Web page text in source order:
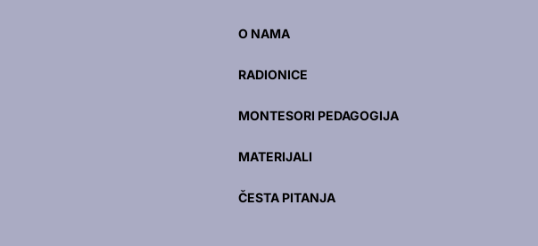
O NAMA
RADIONICE
MONTESORI PEDAGOGIJA
MATERIJALI
ČESTA PITANJA